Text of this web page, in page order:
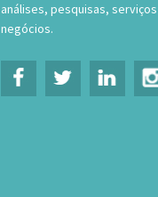
análises, pesquisas,
negócios.